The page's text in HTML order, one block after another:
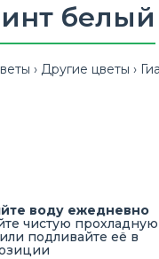
белый
Другие цветы
воду ежедневно
чистую прохладную
подливайте её в